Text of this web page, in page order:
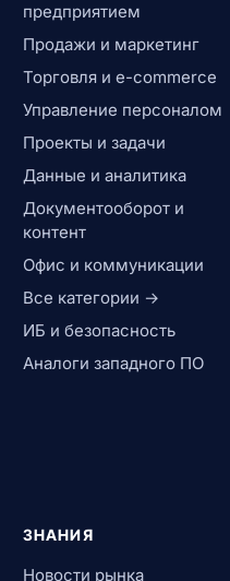
предприятием
Продажи и маркетинг
Торговля и e-commerce
Управление персоналом
Проекты и задачи
Данные и аналитика
Документооборот и
контент
Офис и коммуникации
Все категории →
ИБ и безопасность
Аналоги западного ПО
ЗНАНИЯ
Новости рынка